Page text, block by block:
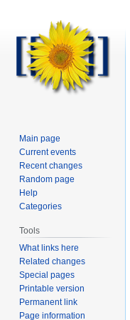
Main page
Current events
Recent changes
Random page
Help
Categories
Tools
What links here
Related changes
Special pages
Printable version
Permanent link
Page information